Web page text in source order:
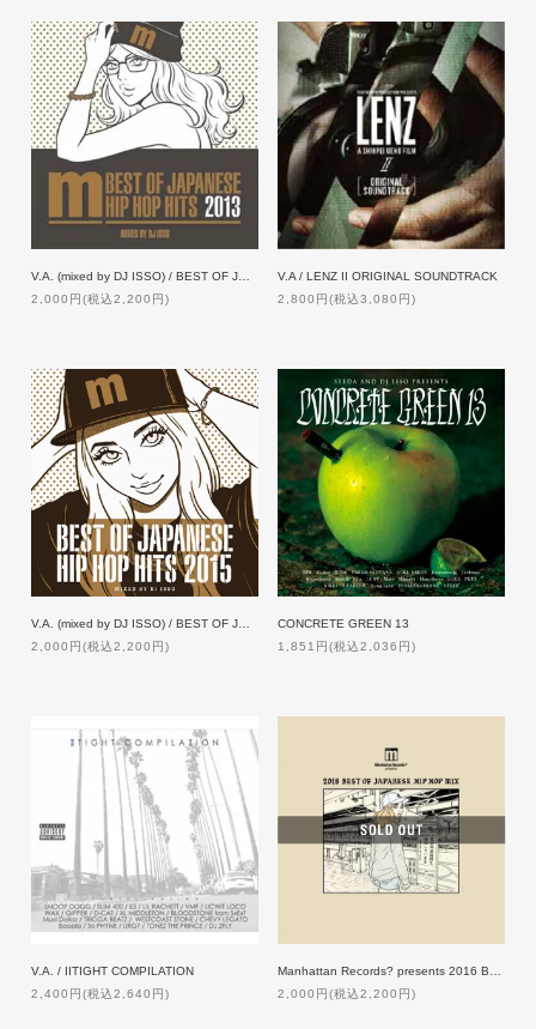
2,000円(税込2,200円)
V.A / LENZ II ORIGINAL SOUNDTRACK
2,800円(税込3,080円)
2,000円(税込2,200円)
CONCRETE GREEN 13
1,851円(税込2,036円)
V.A. / IITIGHT COMPILATION
2,400円(税込2,640円)
2,000円(税込2,200円)